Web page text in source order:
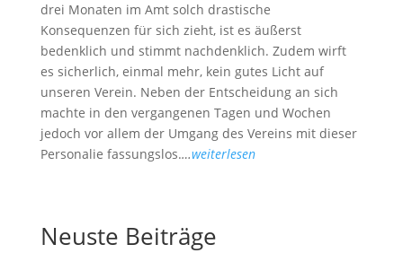
drei Monaten im Amt solch drastische
Konsequenzen für sich zieht, ist es äußerst
bedenklich und stimmt nachdenklich. Zudem wirft
es sicherlich, einmal mehr, kein gutes Licht auf
unseren Verein. Neben der Entscheidung an sich
machte in den vergangenen Tagen und Wochen
jedoch vor allem der Umgang des Vereins mit dieser
Personalie fassungslos.…weiterlesen
Neuste Beiträge